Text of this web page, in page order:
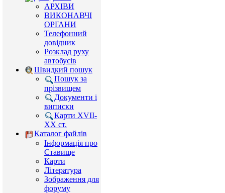
АРХІВИ
ВИКОНАВЧІ
ОРГАНИ
Телефонний
довідник
Розклад руху
автобусів
Швидкий пошук
Пошук за
прізвищем
Документи і
виписки
Карти XVII-
XX ст.
Каталог файлів
Інформація про
Ставище
Карти
Література
Зображення для
форуму